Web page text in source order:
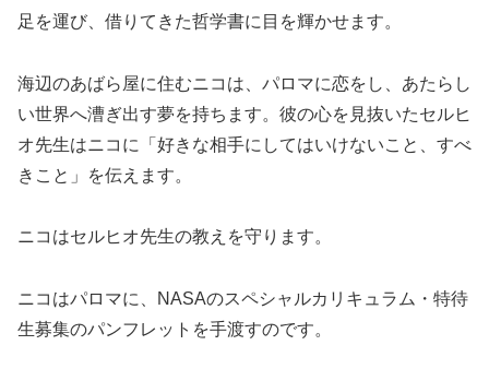
足を運び、借りてきた哲学書に目を輝かせます。
海辺のあばら屋に住むニコは、パロマに恋をし、あたらし
い世界へ漕ぎ出す夢を持ちます。彼の心を見抜いたセルヒ
オ先生はニコに「好きな相手にしてはいけないこと、すべ
きこと」を伝えます。
ニコはセルヒオ先生の教えを守ります。
ニコはパロマに、NASAのスペシャルカリキュラム・特待
生募集のパンフレットを手渡すのです。